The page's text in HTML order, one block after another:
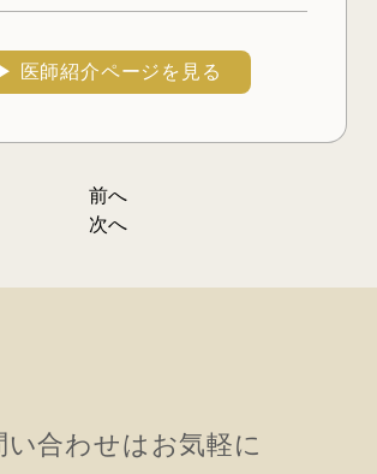
医師紹介ページを見る
前へ
次へ
い合わせはお気軽に